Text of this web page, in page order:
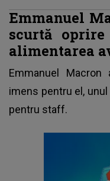
Emmanuel
scurtă
alimentarea
Emmanuel Macron
imens pentru el,
pentru staff.